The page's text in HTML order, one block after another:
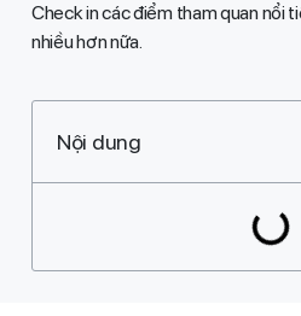
Check in các điểm tham quan nổi
nhiều hơn nữa​.​
Nội dung